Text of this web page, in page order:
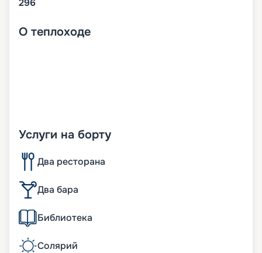
296
О теплоходе
Услуги на борту
Два ресторана
Два бара
Библиотека
Солярий